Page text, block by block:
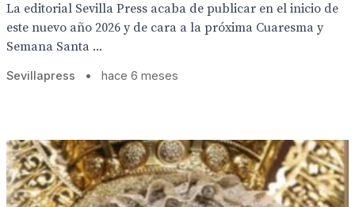
La editorial Sevilla Press acaba de publicar en el inicio de
este nuevo año 2026 y de cara a la próxima Cuaresma y
Semana Santa ...
Sevillapress • hace 6 meses